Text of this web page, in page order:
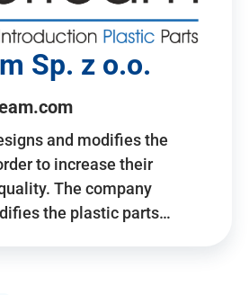
Sp. z o.o.
and modifies the
to increase their
The company
the plastic parts…